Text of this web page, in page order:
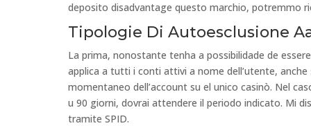
deposito disadvantage questo marchio, potremmo
Tipologie Di Autoesclusione
La prima, nonostante tenha a possibilidade de
applica a tutti i conti attivi a nome dell’utente,
momentaneo dell’account su el unico casinò. Nel
u 90 giorni, dovrai attendere il periodo indicato. Mi
tramite SPID.